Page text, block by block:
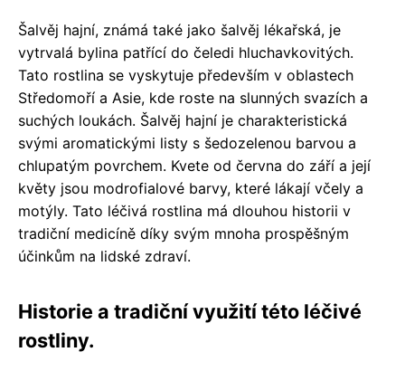
Šalvěj hajní, známá také jako šalvěj lékařská, je
vytrvalá bylina patřící do čeledi hluchavkovitých.
Tato rostlina se vyskytuje především v oblastech
Středomoří a Asie, kde roste na slunných svazích a
suchých loukách. Šalvěj hajní je charakteristická
svými aromatickými listy s šedozelenou barvou a
chlupatým povrchem. Kvete od června do září a její
květy jsou modrofialové barvy, které lákají včely a
motýly. Tato léčivá rostlina má dlouhou historii v
tradiční medicíně díky svým mnoha prospěšným
účinkům na lidské zdraví.
Historie a tradiční využití této léčivé
rostliny.